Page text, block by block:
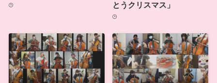
とうクリスマス」